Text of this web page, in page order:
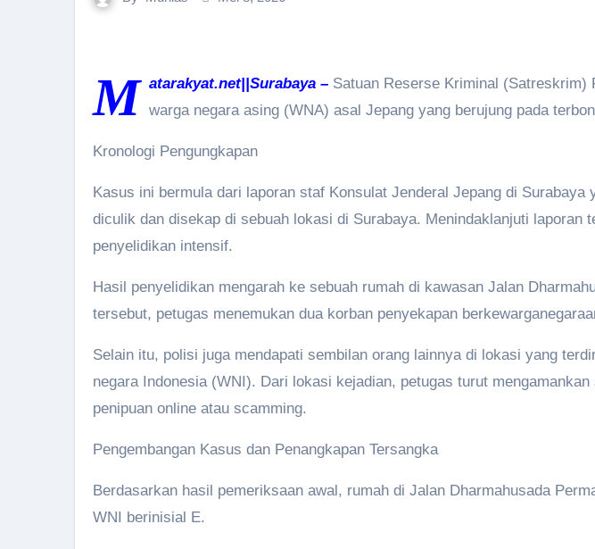
M atarakyat.net||Surabaya – Satuan Reserse Kriminal (Satreskrim)
warga negara asing (WNA) asal Jepang yang berujung pada
Kronologi Pengungkapan
Kasus ini bermula dari laporan staf Konsulat Jenderal Jepang di
diculik dan disekap di sebuah lokasi di Surabaya. Menindaklanjuti
penyelidikan intensif.
Hasil penyelidikan mengarah ke sebuah rumah di kawasan Jalan
tersebut, petugas menemukan dua korban penyekapan
Selain itu, polisi juga mendapati sembilan orang lainnya di lokasi yang
negara Indonesia (WNI). Dari lokasi kejadian, petugas turut
penipuan online atau scamming.
Pengembangan Kasus dan Penangkapan Tersangka
Berdasarkan hasil pemeriksaan awal, rumah di Jalan Dharmahusada
WNI berinisial E.